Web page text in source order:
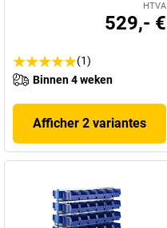
HTVA
529,- €
(1)
Binnen 4 weken
Afficher 2 variantes